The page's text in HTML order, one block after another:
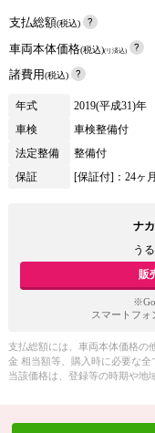
支払総額(税込)
車両本体価格(税込)(リ済込)
諸費用(税込)
年式 2019(平成31)年
車検
車検整備付
法定整備
整備付
保証
[保証付]：24ヶ
ナ
う
販
スマートフォ
支払総額には、車両本体価格の
金 相当額等、購入時に必要な全
当該価格は、登録等の時期や地